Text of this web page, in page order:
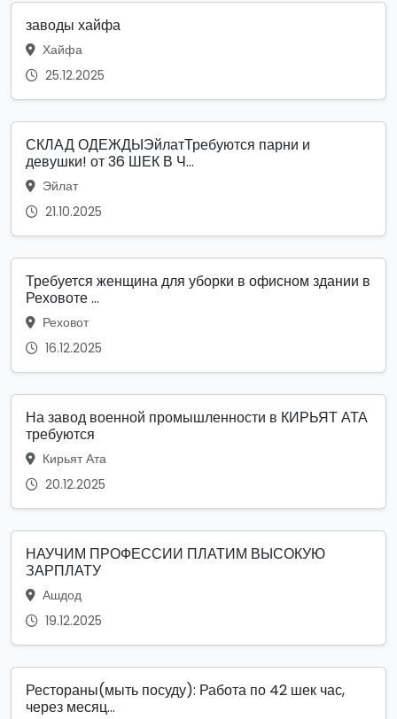
заводы хайфа
Хайфа
25.12.2025
СКЛАД ОДЕЖДЫЭйлатТребуются парни и
девушки! от 36 ШЕК В Ч...
Эйлат
21.10.2025
Требуется женщина для уборки в офисном здании в
Реховоте ...
Реховот
16.12.2025
На завод военной промышленности в КИРЬЯТ АТА
требуются
Кирьят Ата
20.12.2025
НАУЧИМ ПРОФЕССИИ ПЛАТИМ ВЫСОКУЮ
ЗАРПЛАТУ
Ашдод
19.12.2025
Рестораны(мыть посуду): Работа по 42 шек час,
через месяц...